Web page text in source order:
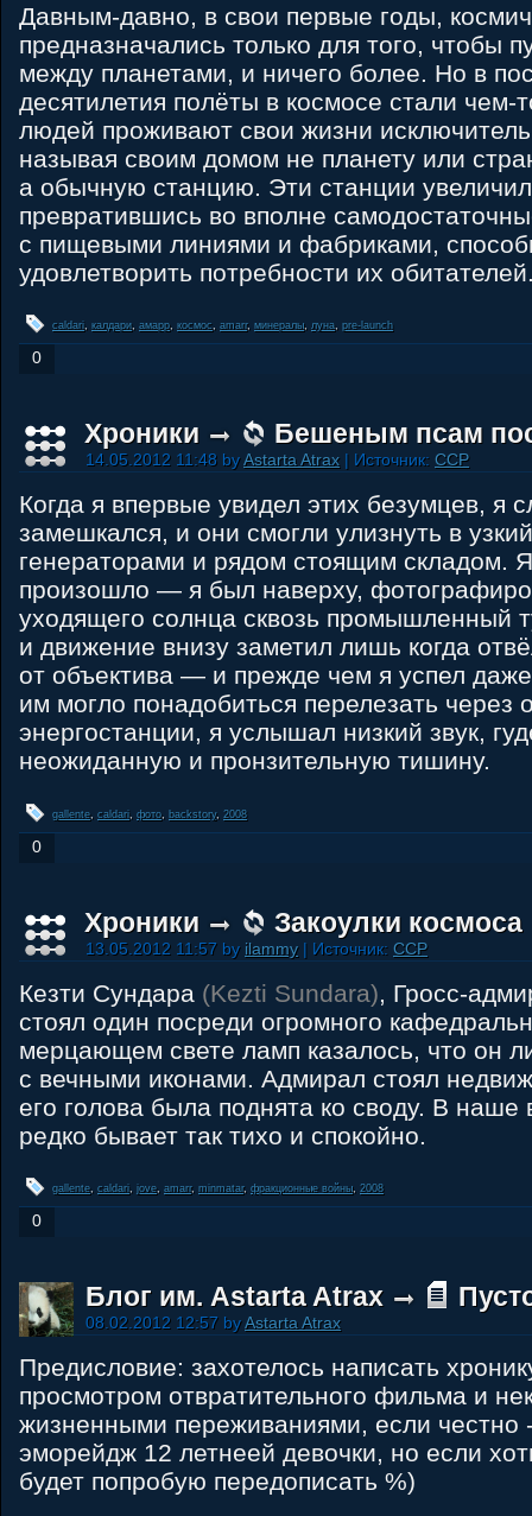
Давным-давно, в свои первые годы,
предназначались только для того, чтобы
между планетами, и ничего более. Но в
десятилетия полёты в космосе стали
людей проживают свои жизни
называя своим домом не планету или
а обычную станцию. Эти станции
превратившись во вполне
с пищевыми линиями и фабриками,
удовлетворить потребности их
caldari, калдари, амарр, космос, amarr, минералы, луна, pre-launch
0
Хроники Бешеным псам
14.05.2012 11:48 byAstarta Atrax | Источник: CCP
Когда я впервые увидел этих безумцев, я
замешкался, и они смогли улизнуть в
генераторами и рядом стоящим складом.
произошло — я был наверху,
уходящего солнца сквозь промышленный
и движение внизу заметил лишь когда
от объектива — и прежде чем я успел
им могло понадобиться перелезать через
энергостанции, я услышал низкий звук,
неожиданную и пронзительную тишину.
gallente, caldari фото, backstory, 2008
0
Хроники Закоулки космоса
13.05.2012 11:57 by ilammy| Источник: CCP
Кезти Сундара (Kezti Sundara), Гросс-
стоял один посреди огромного
мерцающем свете ламп казалось, что он
с вечными иконами. Адмирал стоял
его голова была поднята ко своду. В
редко бывает так тихо и спокойно.
gallente, caldari, jove, amarr, minmatar, фракционные войны, 2008
0
Блог им. Astarta Atrax
08.02.2012 12:57 byAstarta Atrax
Предисловие: захотелось написать
просмотром отвратительного фильма и
жизненными переживаниями, если честно
эморейдж 12 летнеей девочки, но если
будет попробую передописать %)